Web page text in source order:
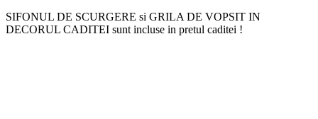
SIFONUL DE SCURGERE si GRILA DE VOPSIT IN
DECORUL CADITEI sunt incluse in pretul caditei !